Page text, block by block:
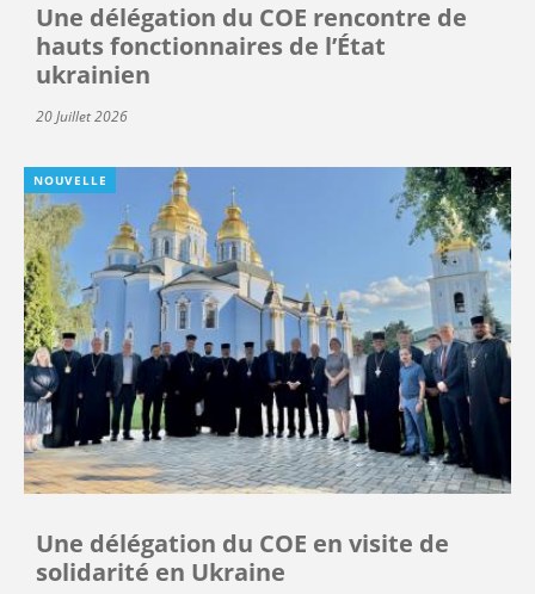
Une délégation du COE rencontre de
hauts fonctionnaires de l’État
ukrainien
20 Juillet 2026
NOUVELLE
Une délégation du COE en visite de
solidarité en Ukraine